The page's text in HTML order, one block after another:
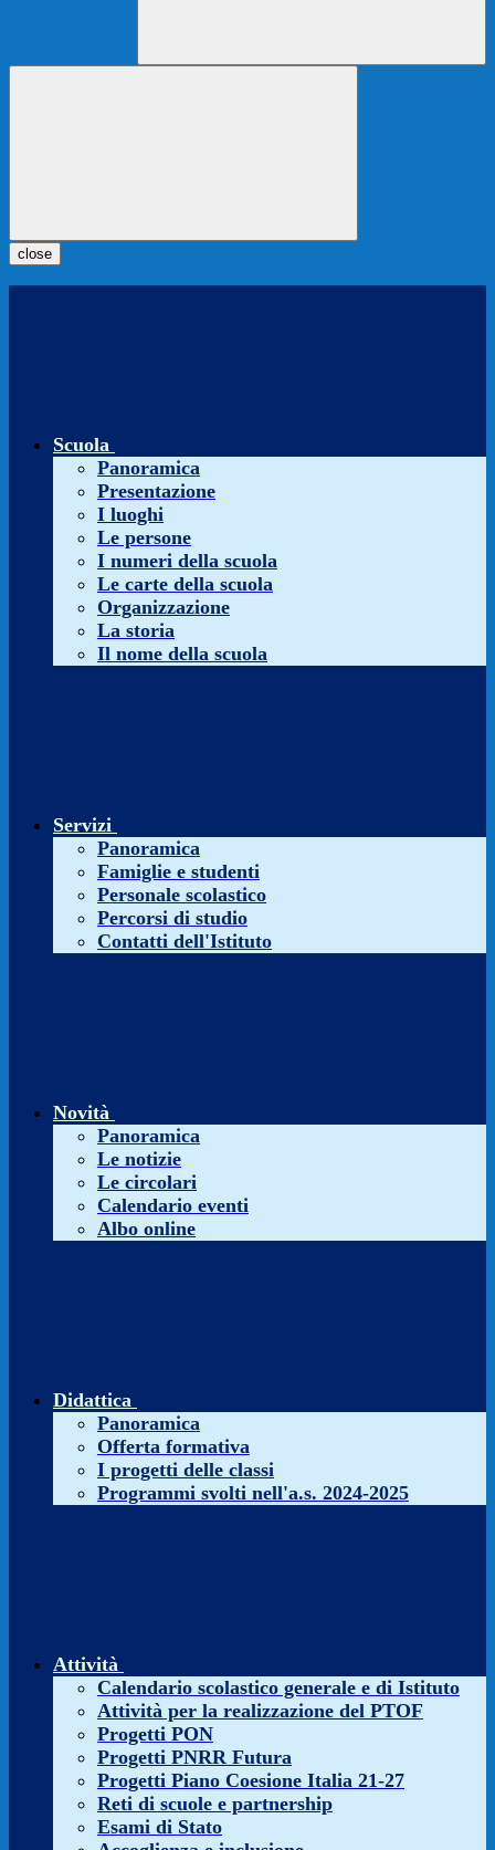
close
Scuola
Panoramica
Presentazione
I luoghi
Le persone
I numeri della scuola
Le carte della scuola
Organizzazione
La storia
Il nome della scuola
Servizi
Panoramica
Famiglie e studenti
Personale scolastico
Percorsi di studio
Contatti dell'Istituto
Novità
Panoramica
Le notizie
Le circolari
Calendario eventi
Albo online
Didattica
Panoramica
Offerta formativa
I progetti delle classi
Programmi svolti nell'a.s. 2024-2025
Attività
Calendario scolastico generale e di Istituto
Attività per la realizzazione del PTOF
Progetti PON
Progetti PNRR Futura
Progetti Piano Coesione Italia 21-27
Reti di scuole e partnership
Esami di Stato